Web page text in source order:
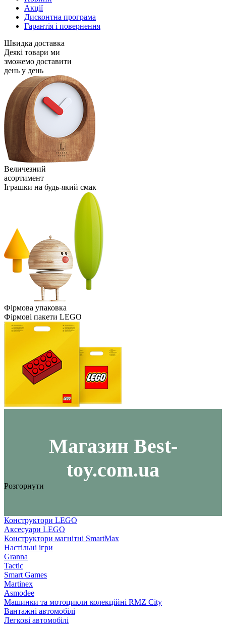
Акції
Дисконтна програма
Гарантія і повернення
Швидка доставка
Деякі товари ми
зможемо доставити
день у день
Величезний
асортимент
Іграшки на будь-який смак
Фірмова упаковка
Фірмові пакети LEGO
Maгазин Best-
toy.com.ua
Розгорнути
Конструктори LEGO
Аксесуари LEGO
Конструктори магнітні SmartMax
Настільні ігри
Granna
Tactic
Smart Games
Martinex
Asmodee
Машинки та мотоцикли колекційні RMZ City
Вантажні автомобілі
Легкові автомобілі